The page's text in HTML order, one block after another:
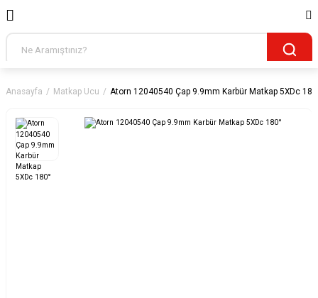
Anasayfa Matkap Ucu Atorn 12040540 Çap 9.9mm Karbür Matkap 5XDc